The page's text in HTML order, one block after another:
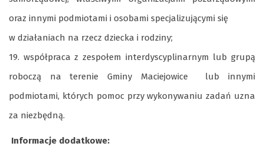
oraz innymi podmiotami i osobami specjalizującymi się
w działaniach na rzecz dziecka i rodziny;
19. współpraca z zespołem interdyscyplinarnym lub grupą
roboczą na terenie Gminy Maciejowice lub innymi
podmiotami, których pomoc przy wykonywaniu zadań uzna
za niezbędną.
Informacje dodatkowe: